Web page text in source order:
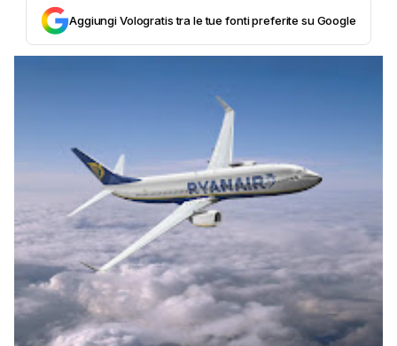
Aggiungi Vologratis tra le tue fonti preferite su Google